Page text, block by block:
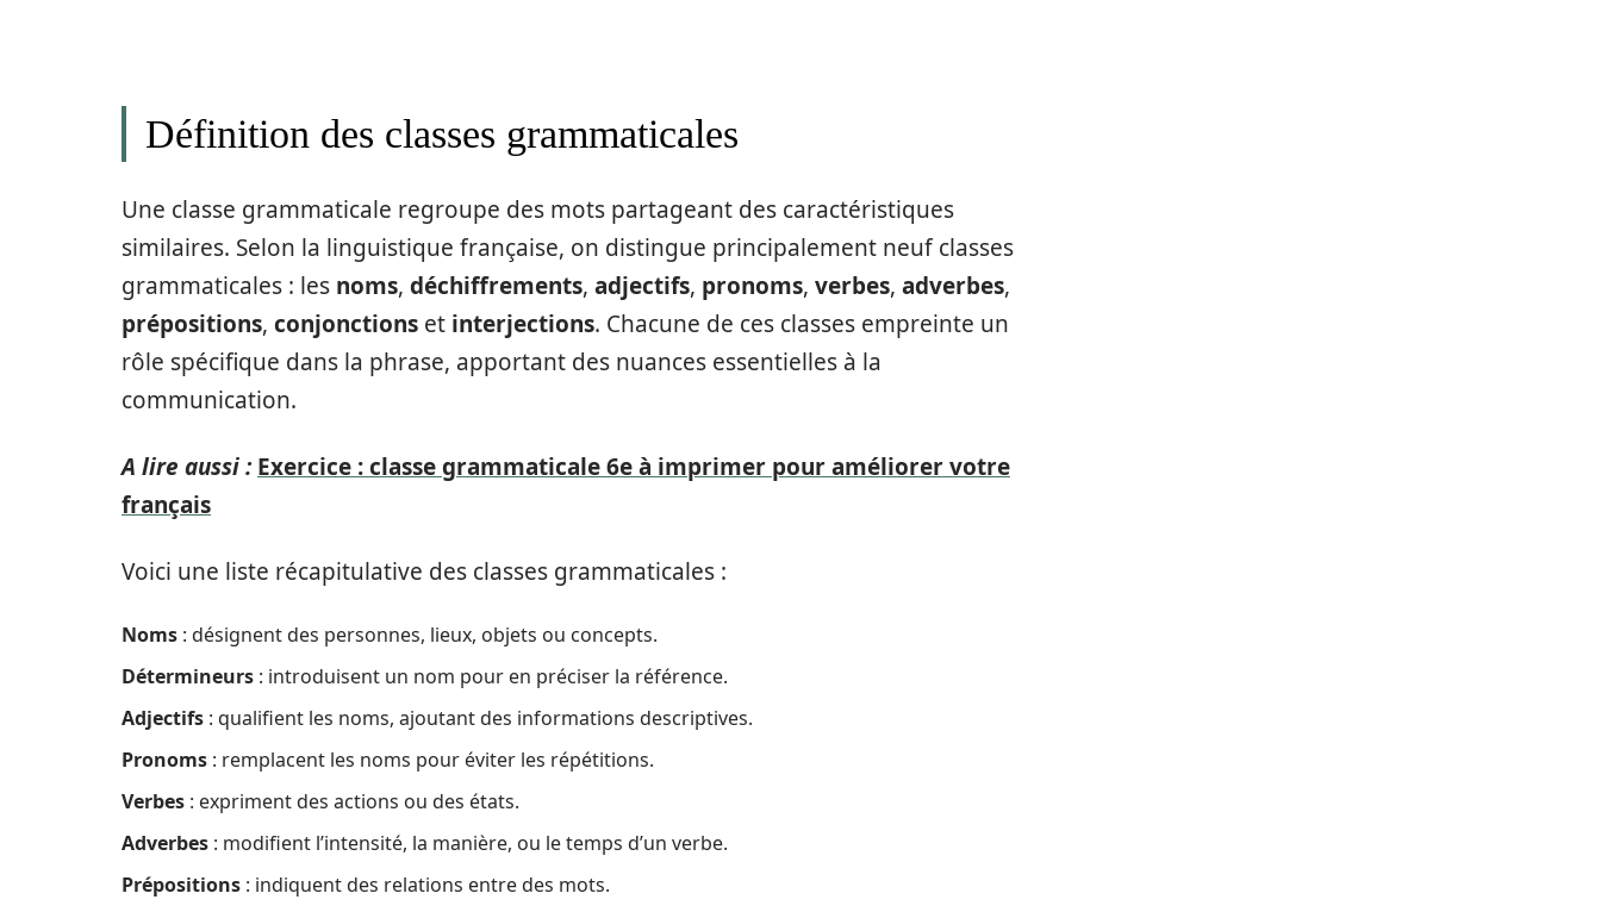
Définition des classes grammaticales
Une classe grammaticale regroupe des mots partageant des caractéristiques
similaires. Selon la linguistique française, on distingue principalement neuf classes
grammaticales : les noms, déchiffrements, adjectifs, pronoms, verbes, adverbes,
prépositions, conjonctions et interjections. Chacune de ces classes empreinte un
rôle spécifique dans la phrase, apportant des nuances essentielles à la
communication.
A lire aussi : Exercice : classe grammaticale 6e à imprimer pour améliorer votre
français
Voici une liste récapitulative des classes grammaticales :
Noms : désignent des personnes, lieux, objets ou concepts.
Détermineurs : introduisent un nom pour en préciser la référence.
Adjectifs : qualifient les noms, ajoutant des informations descriptives.
Pronoms : remplacent les noms pour éviter les répétitions.
Verbes : expriment des actions ou des états.
Adverbes : modifient l’intensité, la manière, ou le temps d’un verbe.
Prépositions : indiquent des relations entre des mots.